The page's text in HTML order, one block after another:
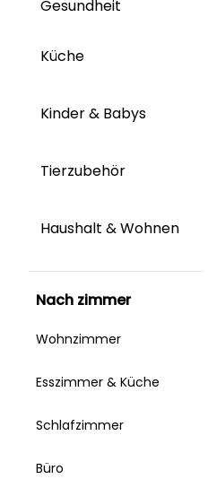
Gesundheit
Küche
Kinder & Babys
Tierzubehör
Haushalt & Wohnen
nach zimmer
Wohnzimmer
Esszimmer & Küche
Schlafzimmer
Büro